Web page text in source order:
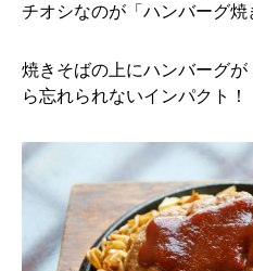
チオシなのが「ハンバーグ焼
焼きそばの上にハンバーグ
ら忘れられないインパクト！